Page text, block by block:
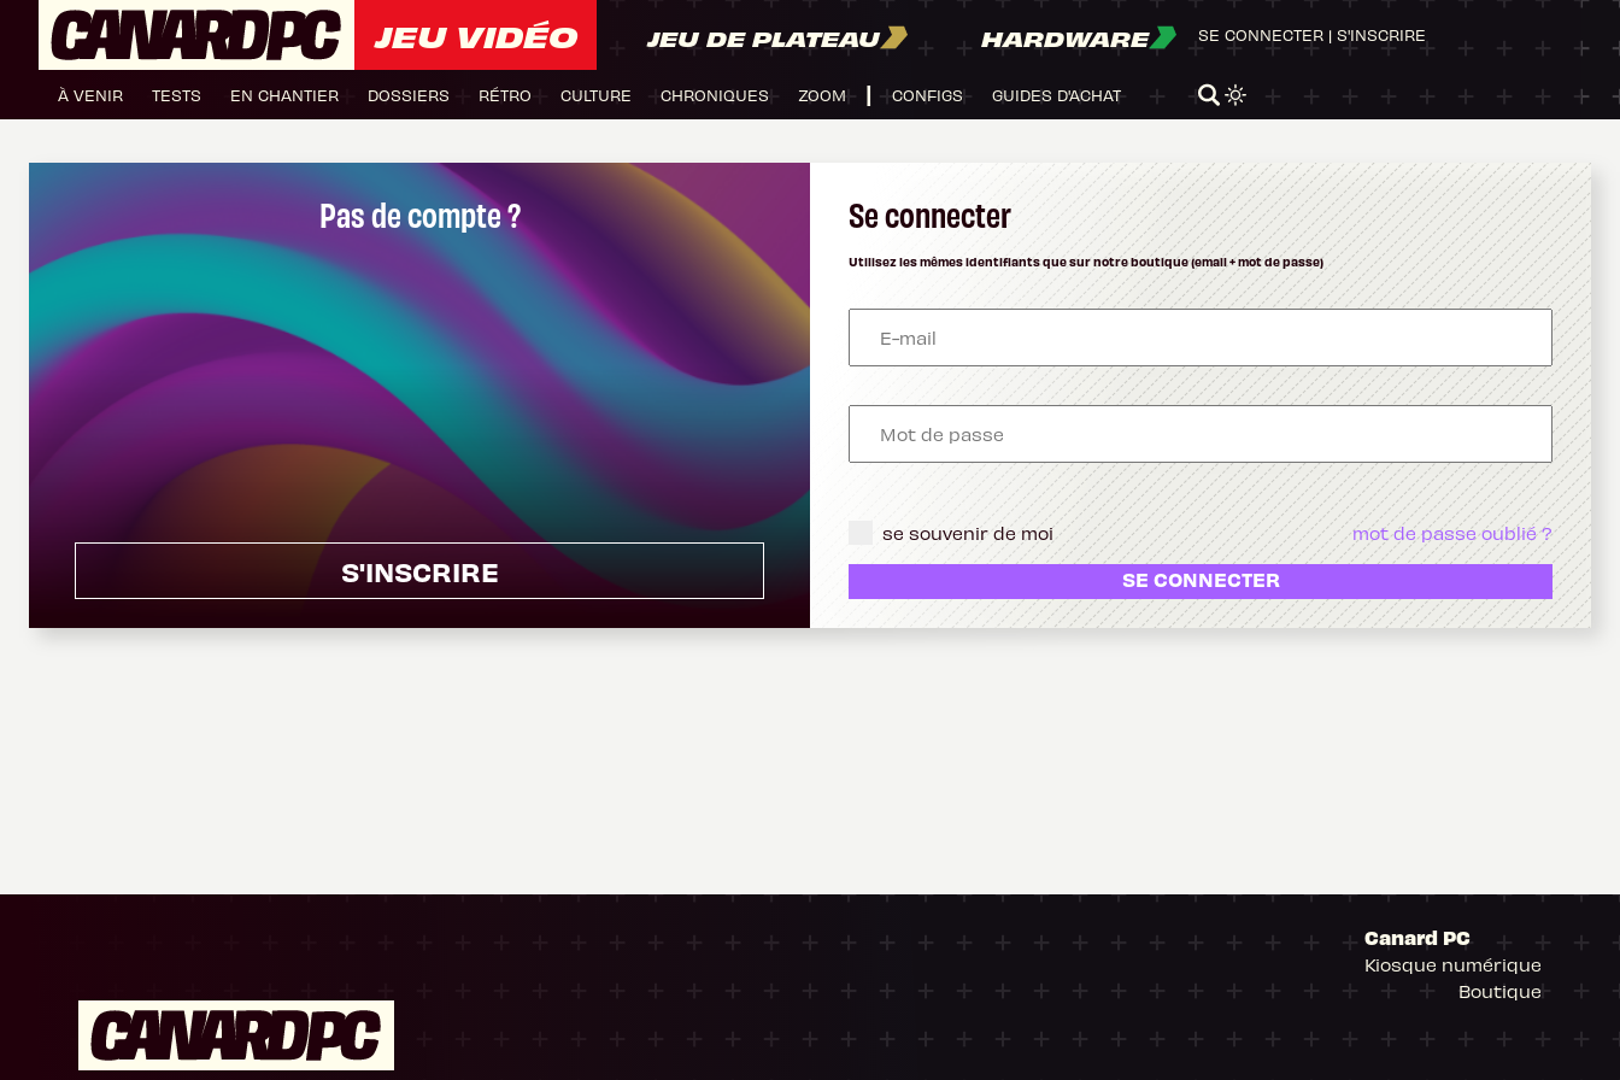
JEU VIDÉO JEU DE PLATEAU HARDWARE
À VENIR TESTS EN CHANTIER DOSSIERS RÉTRO CULTURE CHRONIQUES ZOOM CONFIGS GUIDES D'ACHAT
SE CONNECTER | S'INSCRIRE
Pas de compte ?
S'INSCRIRE
Se connecter
Utilisez les mêmes identifiants que sur notre boutique (email + mot de passe)
se souvenir de moi mot de passe oublié ?
SE CONNECTER
Canard PC
Kiosque numérique
Boutique